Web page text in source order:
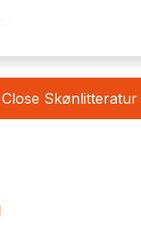
Close Skønlitteratur